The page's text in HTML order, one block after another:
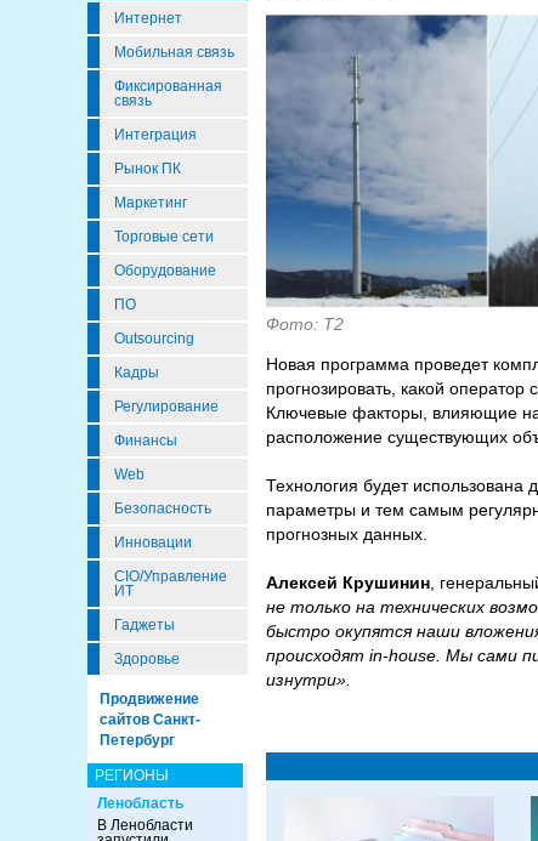
Интернет
Мобильная связь
Фиксированная
связь
Интеграция
Рынок ПК
Маркетинг
Торговые сети
Оборудование
ПО
Outsourcing
Кадры
Регулирование
Финансы
Web
Безопасность
Инновации
CIO/Управление
ИТ
Гаджеты
Здоровье
Продвижение
сайтов Санкт-
Петербург
РЕГИОНЫ
Ленобласть
В Ленобласти
Фото: T2
Новая программа проведет
прогнозировать, какой оператор
Ключевые факторы, влияющие на
расположение существующих
Технология будет
параметры и тем самым
прогнозных данных.
Алексей Крушинин ,
не только на технических
быстро окупятся наши
происходят in-house. Мы сами
изнутри».